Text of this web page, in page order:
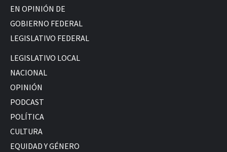
EN OPINIÓN DE
GOBIERNO FEDERAL
LEGISLATIVO FEDERAL
LEGISLATIVO LOCAL
NACIONAL
OPINIÓN
PODCAST
POLÍTICA
CULTURA
EQUIDAD Y GÉNERO